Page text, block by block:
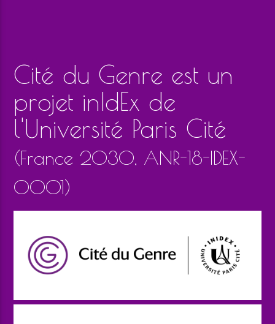
Cité du Genre est un
projet inIdEx de
l'Université Paris Cité
(France 2030, ANR-18-IDEX-
0001)